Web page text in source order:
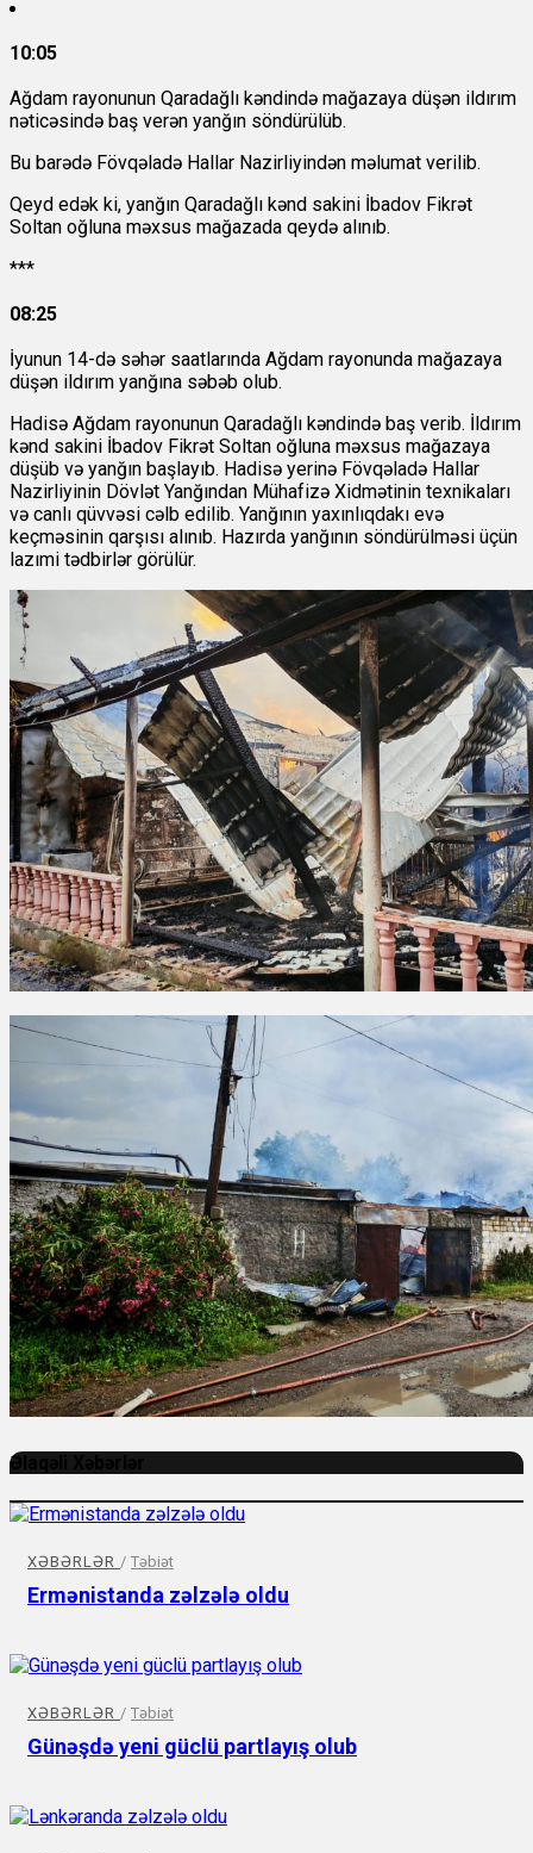
10:05
Ağdam rayonunun Qaradağlı kəndində mağazaya düşən ildırım
nəticəsində baş verən yanğın söndürülüb.
Bu barədə Fövqəladə Hallar Nazirliyindən məlumat verilib.
Qeyd edək ki, yanğın Qaradağlı kənd sakini İbadov Fikrət
Soltan oğluna məxsus mağazada qeydə alınıb.
***
08:25
İyunun 14-də səhər saatlarında Ağdam rayonunda mağazaya
düşən ildırım yanğına səbəb olub.
Hadisə Ağdam rayonunun Qaradağlı kəndində baş verib. İldırım
kənd sakini İbadov Fikrət Soltan oğluna məxsus mağazaya
düşüb və yanğın başlayıb. Hadisə yerinə Fövqəladə Hallar
Nazirliyinin Dövlət Yanğından Mühafizə Xidmətinin texnikaları
və canlı qüvvəsi cəlb edilib. Yanğının yaxınlıqdakı evə
keçməsinin qarşısı alınıb. Hazırda yanğının söndürülməsi üçün
lazımi tədbirlər görülür.
Əlaqəli Xəbərlər
XƏBƏRLƏR / Təbiət
Ermənistanda zəlzələ oldu
XƏBƏRLƏR / Təbiət
Günəşdə yeni güclü partlayış olub